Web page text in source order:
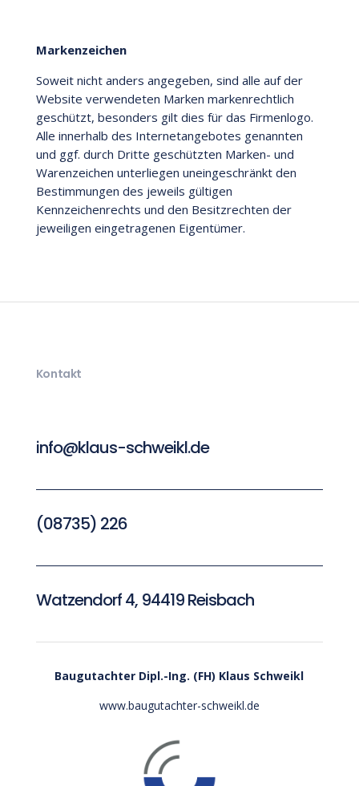
Markenzeichen
Soweit nicht anders angegeben, sind alle auf der
Website verwendeten Marken markenrechtlich
geschützt, besonders gilt dies für das Firmenlogo.
Alle innerhalb des Internetangebotes genannten
und ggf. durch Dritte geschützten Marken- und
Warenzeichen unterliegen uneingeschränkt den
Bestimmungen des jeweils gültigen
Kennzeichenrechts und den Besitzrechten der
jeweiligen eingetragenen Eigentümer.
Kontakt
info@klaus-schweikl.de
(08735) 226
Watzendorf 4, 94419 Reisbach
Baugutachter Dipl.-Ing. (FH) Klaus Schweikl
www.baugutachter-schweikl.de